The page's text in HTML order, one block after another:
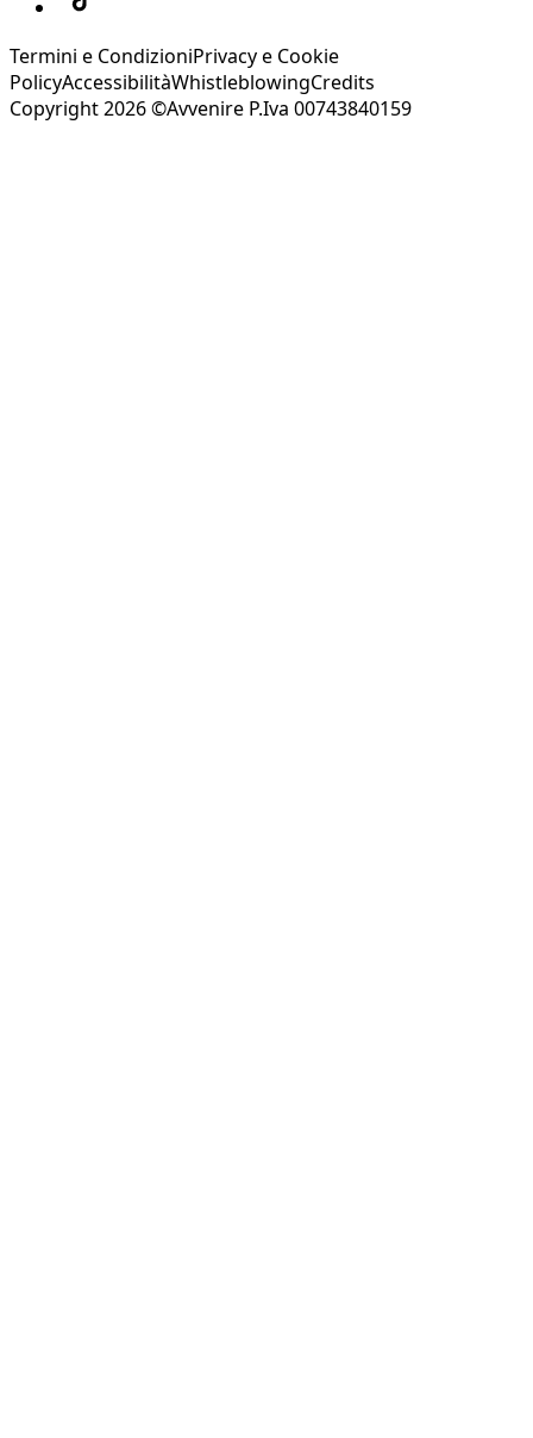
Termini e CondizioniPrivacy e Cookie
PolicyAccessibilitàWhistleblowingCredits
Copyright 2026 ©Avvenire P.Iva 00743840159